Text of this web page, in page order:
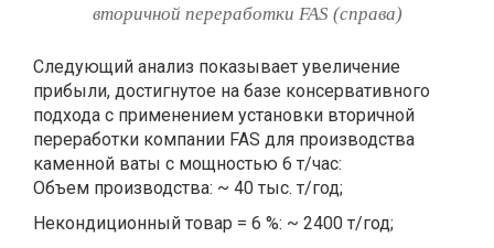
вторичной переработки FAS (справа)
Следующий анализ показывает увеличение
прибыли, достигнутое на базе консервативного
подхода с применением установки вторичной
переработки компании FAS для производства
каменной ваты с мощностью 6 т/час:
Объем производства: ~ 40 тыс. т/год;
Некондиционный товар = 6 %: ~ 2400 т/год;